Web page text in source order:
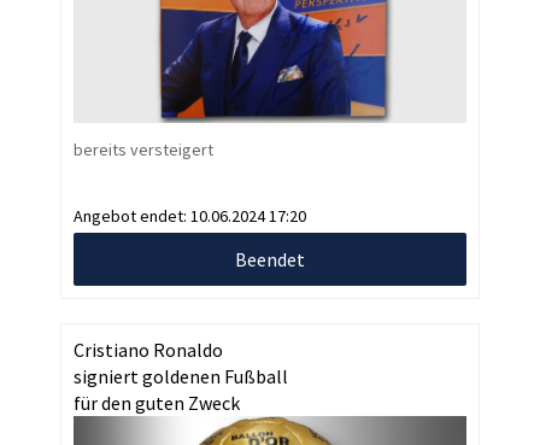
bereits versteigert
Angebot endet: 10.06.2024 17:20
Beendet
Cristiano Ronaldo
signiert goldenen Fußball
für den guten Zweck